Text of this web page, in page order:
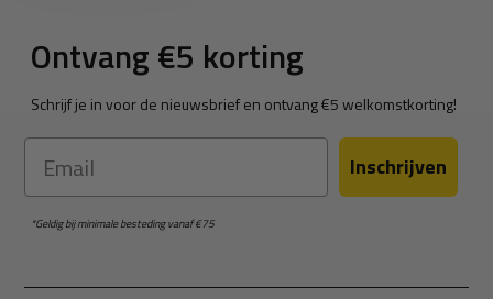
Ontvang €5 korting
Schrijf je in voor de nieuwsbrief en ontvang €5 welkomstkorting!
Email Inschrijven
*Geldig bij minimale besteding vanaf €75